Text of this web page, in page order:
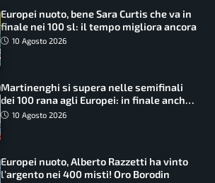
Europei nuoto, bene Sara Curtis che va in
finale nei 100 sl: il tempo migliora ancora
10 Agosto 2026
Martinenghi si supera nelle semifinali
dei 100 rana agli Europei: in finale anche
Cerasuolo
10 Agosto 2026
Europei nuoto, Alberto Razzetti ha vinto
l’argento nei 400 misti! Oro Borodin